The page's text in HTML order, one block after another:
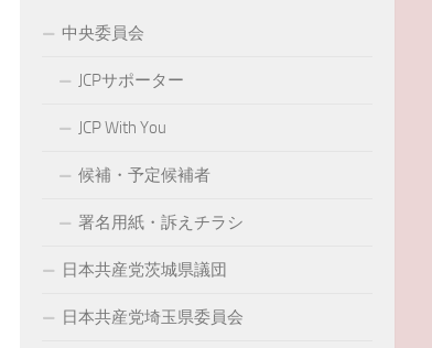
中央委員会
JCPサポーター
JCP With You
候補・予定候補者
署名用紙・訴えチラシ
日本共産党茨城県議団
日本共産党埼玉県委員会